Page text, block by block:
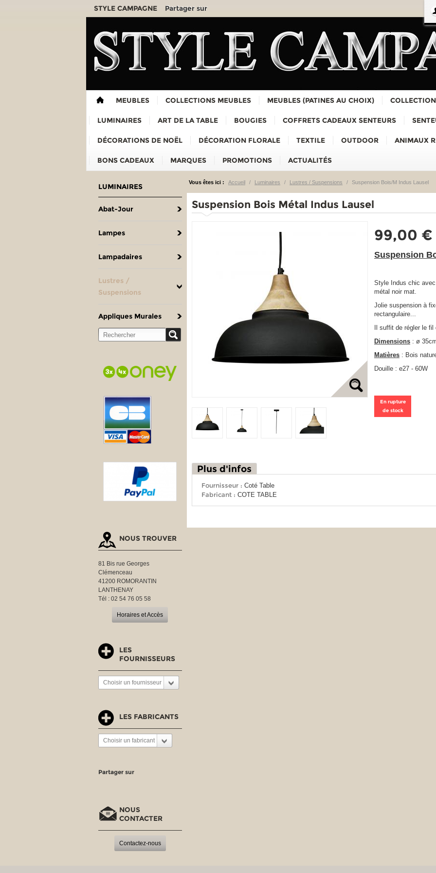
STYLE CAMPAGNE Partager sur
MEUBLES COLLECTIONS MEUBLES MEUBLES (PATINES AU CHOIX)
LUMINAIRES ART DE LA TABLE BOUGIES COFFRETS CADEAUX SENTEURS
DÉCORATIONS DE NOËL DÉCORATION FLORALE TEXTILE OUTDOOR ANIMAUX
BONS CADEAUX MARQUES PROMOTIONS ACTUALITÉS
LUMINAIRES
Abat-Jour
Lampes
Lampadaires
Lustres /
Suspensions
Appliques Murales
NOUS TROUVER
81 Bis rue Georges
Clémenceau
41200 ROMORANTIN
LANTHENAY
Tél : 02 54 76 05 58
Horaires et Accès
LES
FOURNISSEURS
Choisir un fournisseur
LES FABRICANTS
Choisir un fabricant
Partager sur
NOUS
CONTACTER
Contactez-nous
Vous êtes ici : Accueil / Luminaires / Lustres / Suspensions / Suspension Bois/M Indus Lausel
Suspension Bois Métal Indus Lausel
99,00 €
Suspension
Style Indus chic
métal noir mat.
Jolie suspension à
rectangulaire...
Il suffit de régler le
Dimensions : ø
Matières : Bois
Douille : e27 - 60W
En rupture
de stock
Plus d'infos
Fournisseur : Coté Table
Fabricant : COTE TABLE